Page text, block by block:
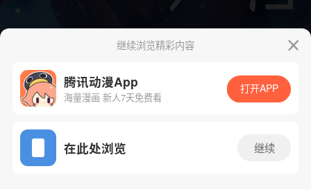
App免费看
下一话 腾漫App免费看
继续浏览精彩内容
腾讯动漫App
海量漫画 新人7天免费看
打开APP
在此处浏览 继续